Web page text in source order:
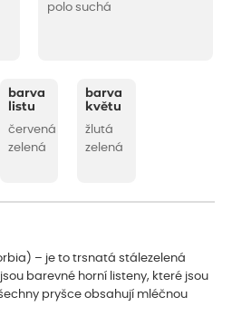
polo suchá
barva
listu
červená
zelená
barva
květu
žlutá
zelená
– je to trsnatá stálezelená
barevné horní listeny, které jsou
pryšce obsahují mléčnou